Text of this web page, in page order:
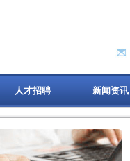
人才招聘 新闻资讯